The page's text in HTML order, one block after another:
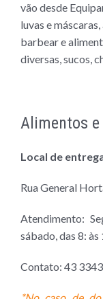
vão desde
luvas e
barbear e
diversas, sucos,
Alimentos
Local de
Rua General
Atendimento:
sábado, das 8: às
Contato: 43